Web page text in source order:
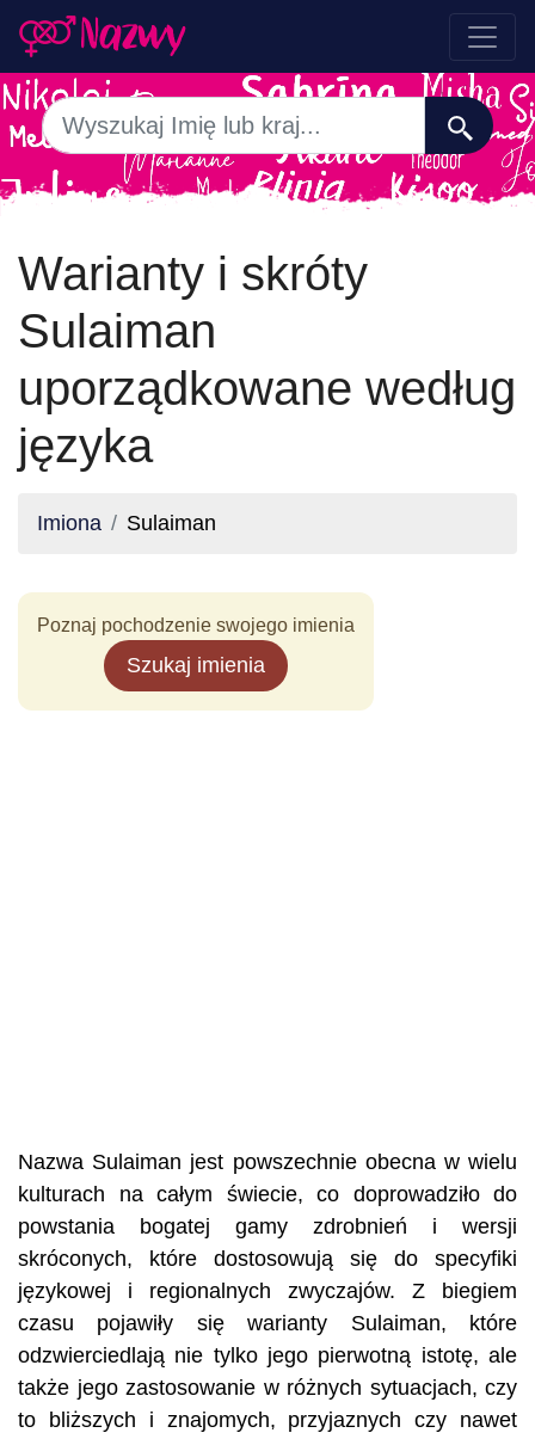
Warianty i skróty
Sulaiman
uporządkowane według
języka
Imiona Sulaiman
Poznaj pochodzenie swojego imienia
Szukaj imienia
Nazwa Sulaiman jest powszechnie obecna w wielu
kulturach na całym świecie, co doprowadziło do
powstania bogatej gamy zdrobnień i wersji
skróconych, które dostosowują się do specyfiki
językowej i regionalnych zwyczajów. Z biegiem
czasu pojawiły się warianty Sulaiman, które
odzwierciedlają nie tylko jego pierwotną istotę, ale
także jego zastosowanie w różnych sytuacjach, czy
to bliższych i znajomych, przyjaznych czy nawet